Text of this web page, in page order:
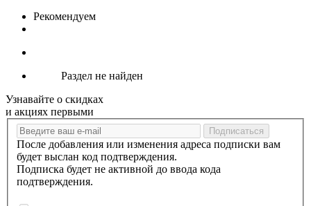
Рекомендуем
Раздел не найден
Узнавайте о скидках
и акциях первыми
После добавления или изменения адреса подписки вам
будет выслан код подтверждения.
Подписка будет не активной до ввода кода
подтверждения.